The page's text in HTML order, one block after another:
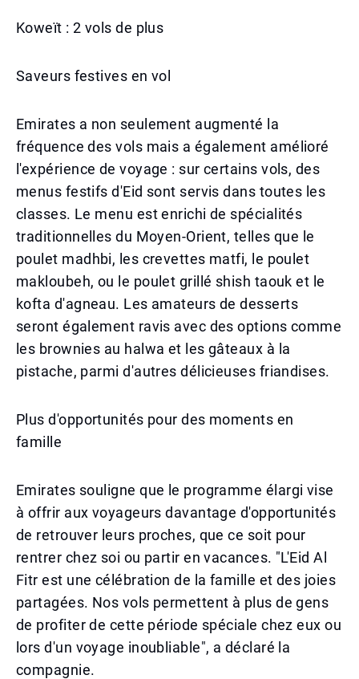
Koweït : 2 vols de plus
Saveurs festives en vol
Emirates a non seulement augmenté la
fréquence des vols mais a également amélioré
l'expérience de voyage : sur certains vols, des
menus festifs d'Eid sont servis dans toutes les
classes. Le menu est enrichi de spécialités
traditionnelles du Moyen-Orient, telles que le
poulet madhbi, les crevettes matfi, le poulet
makloubeh, ou le poulet grillé shish taouk et le
kofta d'agneau. Les amateurs de desserts
seront également ravis avec des options comme
les brownies au halwa et les gâteaux à la
pistache, parmi d'autres délicieuses friandises.
Plus d'opportunités pour des moments en
famille
Emirates souligne que le programme élargi vise
à offrir aux voyageurs davantage d'opportunités
de retrouver leurs proches, que ce soit pour
rentrer chez soi ou partir en vacances. "L'Eid Al
Fitr est une célébration de la famille et des joies
partagées. Nos vols permettent à plus de gens
de profiter de cette période spéciale chez eux ou
lors d'un voyage inoubliable", a déclaré la
compagnie.